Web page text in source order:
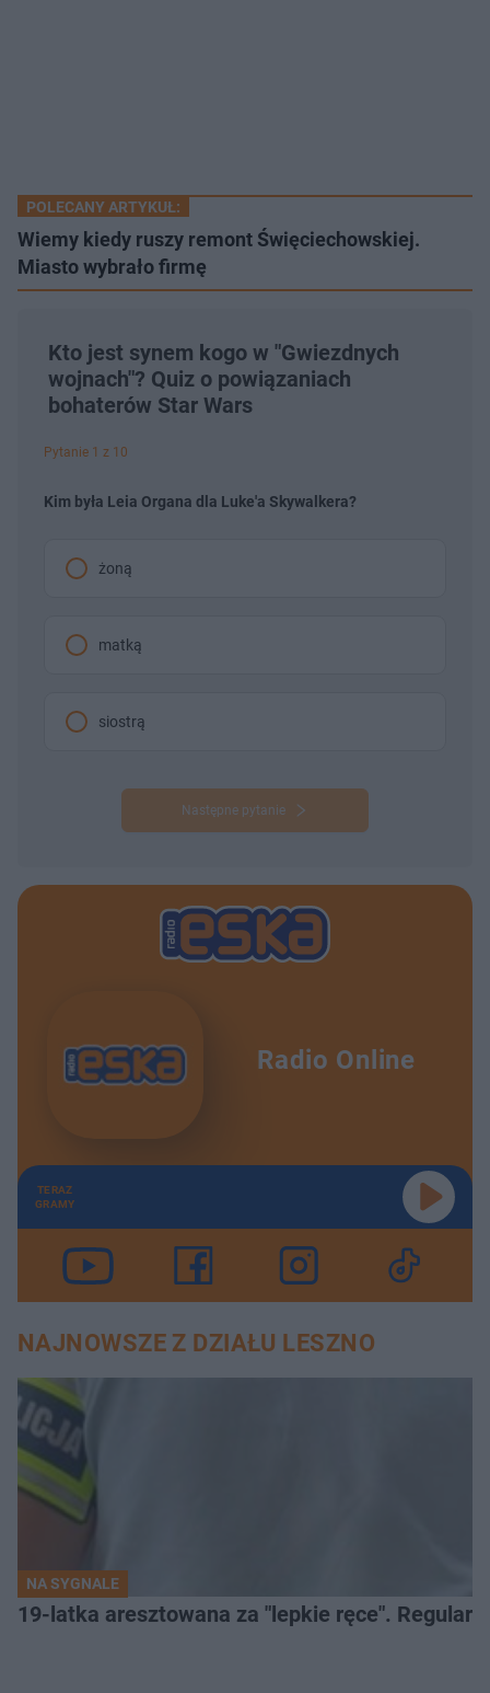
POLECANY ARTYKUŁ:
Wiemy kiedy ruszy remont Święciechowskiej.
Miasto wybrało firmę
Kto jest synem kogo w "Gwiezdnych
wojnach"? Quiz o powiązaniach
bohaterów Star Wars
Pytanie 1 z 10
Kim była Leia Organa dla Luke'a Skywalkera?
żoną
matką
siostrą
Następne pytanie
Radio Online
TERAZ
GRAMY
NAJNOWSZE Z DZIAŁU LESZNO
NA SYGNALE
19-latka aresztowana za "lepkie ręce".